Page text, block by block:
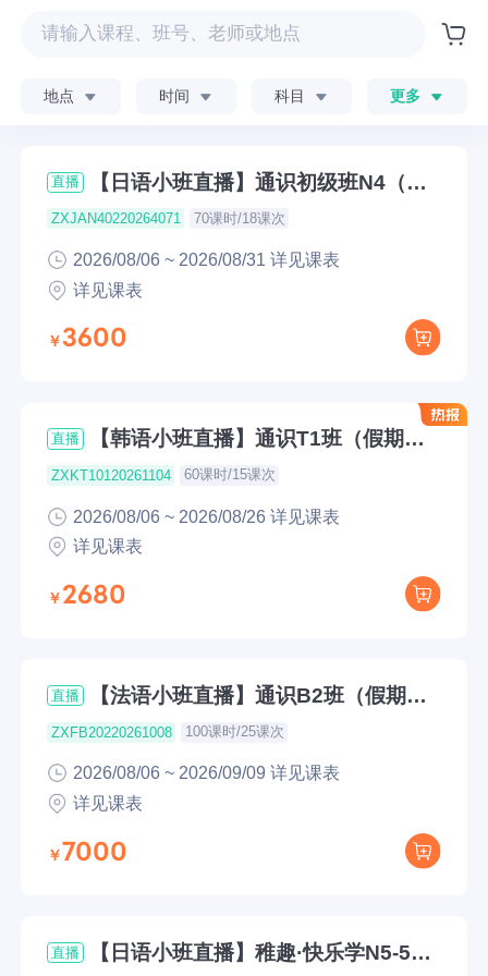
地点 时间 科目 更多
直播
【日语小班直播】通识初级班N4（假
期下午班8月6日开课）
ZXJAN40220264071 70课时/18课次
2026/08/06 ~ 2026/08/31 详见课表
详见课表
3600
直播
【韩语小班直播】通识T1班（假期下
午班8月6日开课）
ZXKT10120261104 60课时/15课次
2026/08/06 ~ 2026/08/26 详见课表
详见课表
2680
直播
【法语小班直播】通识B2班（假期下
午班8月6日开课）
ZXFB20220261008 100课时/25课次
2026/08/06 ~ 2026/09/09 详见课表
详见课表
7000
直播
【日语小班直播】稚趣·快乐学N5-5